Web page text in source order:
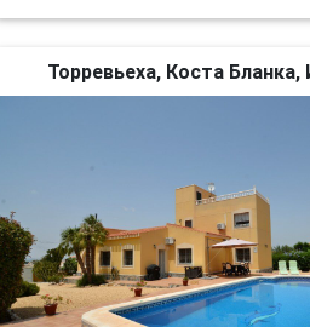
Торревьеха, Коста Бланка,